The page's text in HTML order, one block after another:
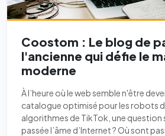
Coostom : Le blog de
l'ancienne qui défie le
moderne
À l’heure où le web semble n'être
catalogue optimisé pour les robots
algorithmes de TikTok, une question
passée l’âme d’Internet ? Où sont